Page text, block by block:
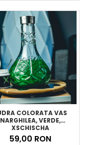
COLORATA VAS
NARGHILEA, VERDE,
XSCHISCHA
59,00 RON